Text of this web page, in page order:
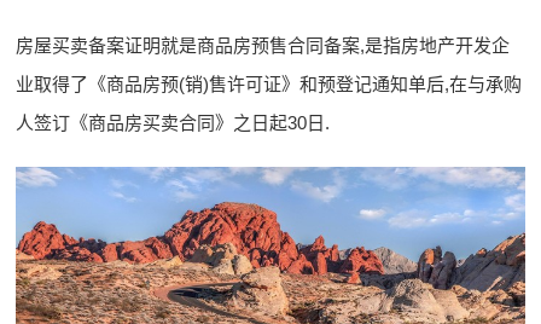
房屋买卖备案证明就是商品房预售合同备案,是指房地产开发企
业取得了《商品房预(销)售许可证》和预登记通知单后,在与承购
人签订《商品房买卖合同》之日起30日.